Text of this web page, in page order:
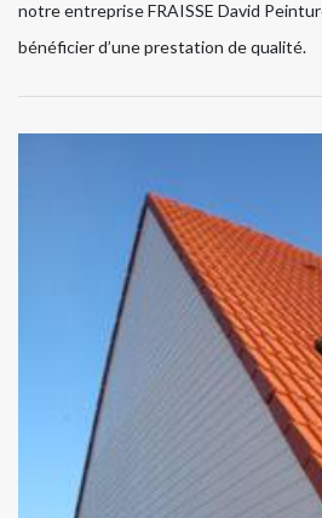
notre entreprise FRAISSE David
bénéficier d’une prestation de qualité.